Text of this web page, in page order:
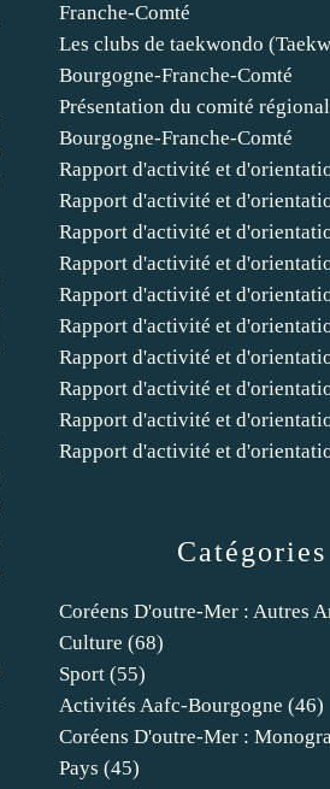
Catégories
Coréens D'outre-Mer : Autres
Culture (68)
Sport (55)
Activités Aafc-Bourgogne (46)
Coréens D'outre-Mer :
Pays (45)
Franche-Comté
Les clubs de taekwondo
Bourgogne-Franche-Comté
Présentation du comité
Bourgogne-Franche-Comté
Rapport d'activité et
Rapport d'activité et
Rapport d'activité et
Rapport d'activité et
Rapport d'activité et
Rapport d'activité et
Rapport d'activité et
Rapport d'activité et
Rapport d'activité et
Rapport d'activité et